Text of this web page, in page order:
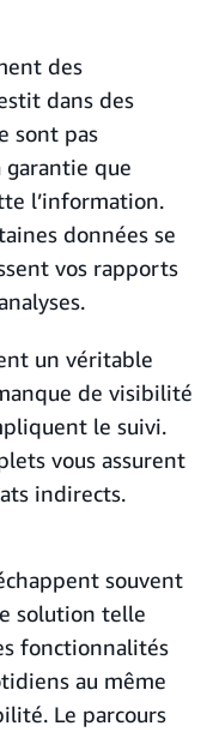
des
dans des
sont pas
garantie que
l’information.
données se
vos rapports
un véritable
de visibilité
le suivi.
vous assurent
indirects.
souvent
solution telle
fonctionnalités
au même
Le parcours